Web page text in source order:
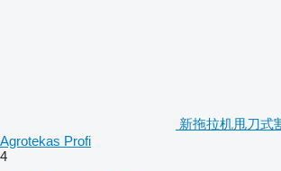
新拖拉机甩刀式
Agrotekas Profi
4